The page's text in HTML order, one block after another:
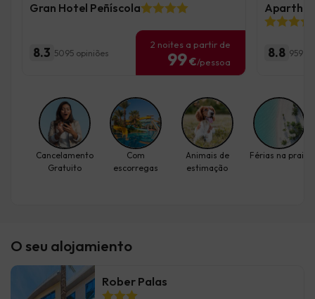
O seu alojamiento
Rober Palas
Gran Hotel Peñíscola
8.3 5095 opiniões
2 noites a partir de
99€/pessoa
8.8 959
Cancelamento
Gratuito
Com
escorregas
Animais de
estimação
Férias na praia